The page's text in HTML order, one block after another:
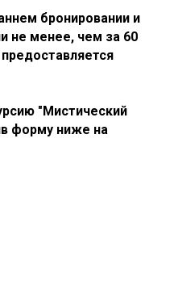
бронировании и
не менее, чем за 60
"Мистический
форму ниже на